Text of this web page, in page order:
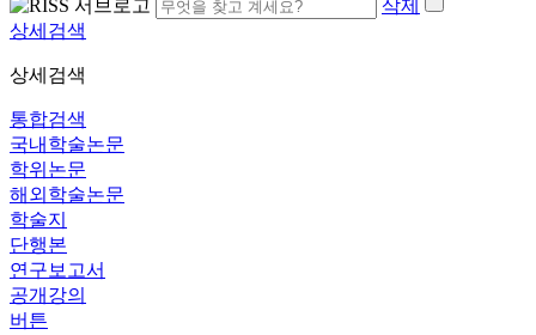
삭제
상세검색
상세검색
통합검색
국내학술논문
학위논문
해외학술논문
학술지
단행본
연구보고서
공개강의
버튼